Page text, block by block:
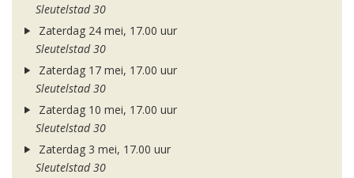
Sleutelstad 30
Zaterdag 24 mei, 17.00 uur
Sleutelstad 30
Zaterdag 17 mei, 17.00 uur
Sleutelstad 30
Zaterdag 10 mei, 17.00 uur
Sleutelstad 30
Zaterdag 3 mei, 17.00 uur
Sleutelstad 30